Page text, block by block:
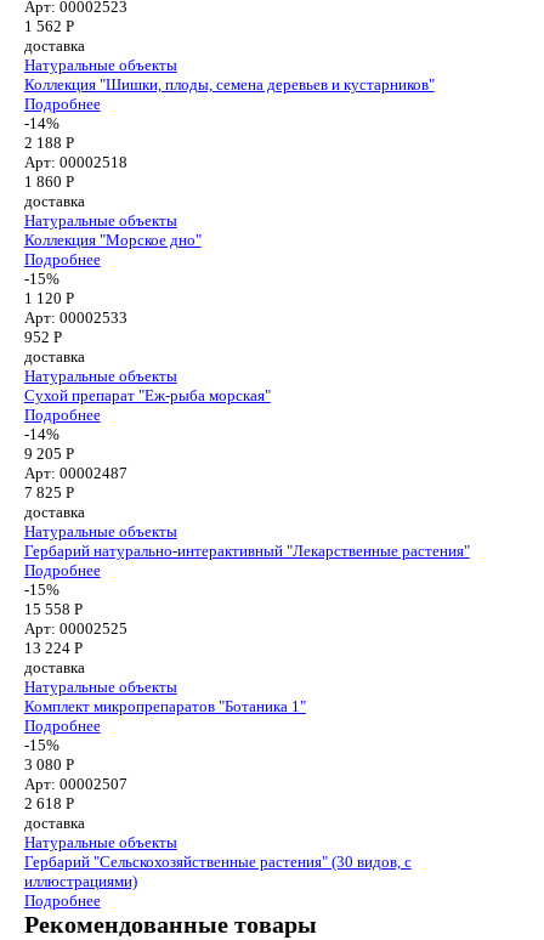
Арт: 00002523
1 562 Р
доставка
Натуральные объекты
Коллекция "Шишки, плоды, семена деревьев и кустарников"
Подробнее
-14%
2 188 Р
Арт: 00002518
1 860 Р
доставка
Натуральные объекты
Коллекция "Морское дно"
Подробнее
-15%
1 120 Р
Арт: 00002533
952 Р
доставка
Натуральные объекты
Сухой препарат "Еж-рыба морская"
Подробнее
-14%
9 205 Р
Арт: 00002487
7 825 Р
доставка
Натуральные объекты
Гербарий натурально-интерактивный "Лекарственные растения"
Подробнее
-15%
15 558 Р
Арт: 00002525
13 224Р
доставка
Натуральные объекты
Комплект микропрепаратов "Ботаника 1"
Подробнее
-15%
3 080 Р
Арт: 00002507
2 618 Р
доставка
Натуральные объекты
Гербарий "Сельскохозяйственные растения" (30 видов, с
иллюстрациями)
Подробнее
Рекомендованные товары